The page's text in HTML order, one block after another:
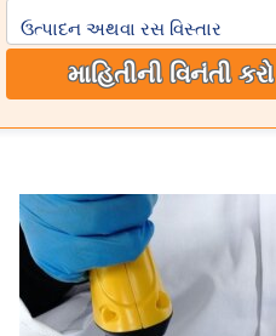
ઉત્પાદન અથવા રસ વિસ્તાર
માહિતીની વિનંતી કરો